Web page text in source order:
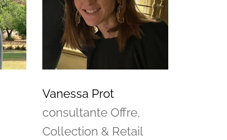
Vanessa Prot
consultante Offre,
Collection & Retail